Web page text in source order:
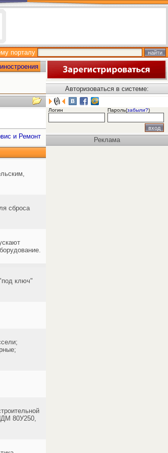
порталу
и Ремонт
сброса
ключ"
80У250,
Авторизоваться в системе:
Логин Пароль(забыли?)
Реклама